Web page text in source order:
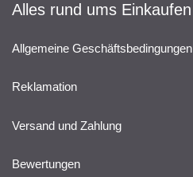
Alles rund ums Einkaufen
Allgemeine Geschäftsbedingungen
Reklamation
Versand und Zahlung
Bewertungen